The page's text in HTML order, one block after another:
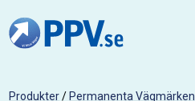
Produkter/ Permanenta Vägmärken